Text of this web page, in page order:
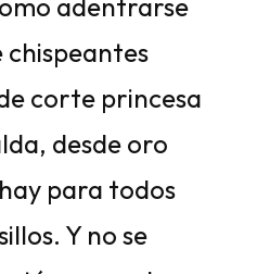
adentrarse
chispeantes
corte princesa
desde oro
para todos
Y no se